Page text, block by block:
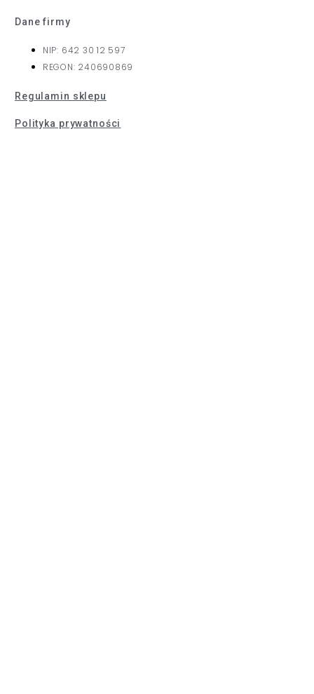
Dane firmy
NIP: 642 30 12 597
REGON: 240690869
Regulamin sklepu
Polityka prywatności